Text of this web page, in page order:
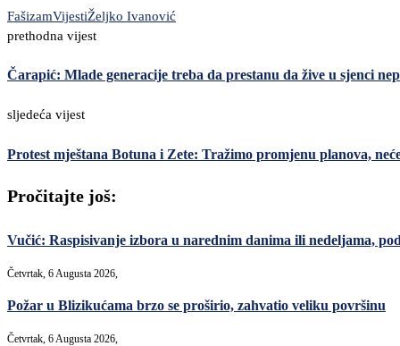
FašizamVijestiŽeljko Ivanović
prethodna vijest
Čarapić: Mlade generacije treba da prestanu da žive u sjenci
sljedeća vijest
Protest mještana Botuna i Zete: Tražimo promjenu planova,
Pročitajte još:
Vučić: Raspisivanje izbora u narednim danima ili nedeljama,
Četvrtak, 6 Augusta 2026,
Požar u Blizikućama brzo se proširio, zahvatio veliku površinu
Četvrtak, 6 Augusta 2026,